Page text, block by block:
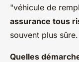
"véhicule de
assurance tous
souvent plus sûre.
Quelles